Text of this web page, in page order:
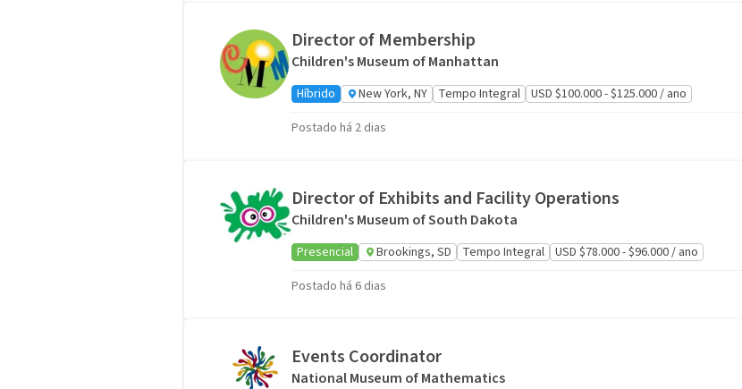
Director of Membership
Children's Museum of Manhattan
Híbrido New York, NY Tempo Integral
USD $100.000 - $125.000 / ano
Postado há 2 dias
Director of Exhibits and Facility Operations
Children's Museum of South Dakota
Presencial Brookings, SD Tempo Integral
USD $78.000 - $96.000 / ano
Postado há 6 dias
Events Coordinator
National Museum of Mathematics